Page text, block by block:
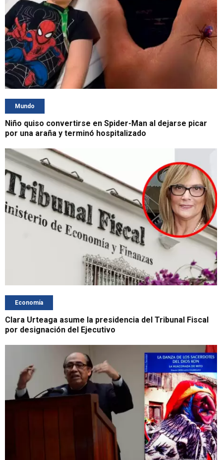
Mundo
Niño quiso convertirse en Spider-Man al dejarse picar
por una araña y terminó hospitalizado
Economía
Clara Urteaga asume la presidencia del Tribunal Fiscal
por designación del Ejecutivo